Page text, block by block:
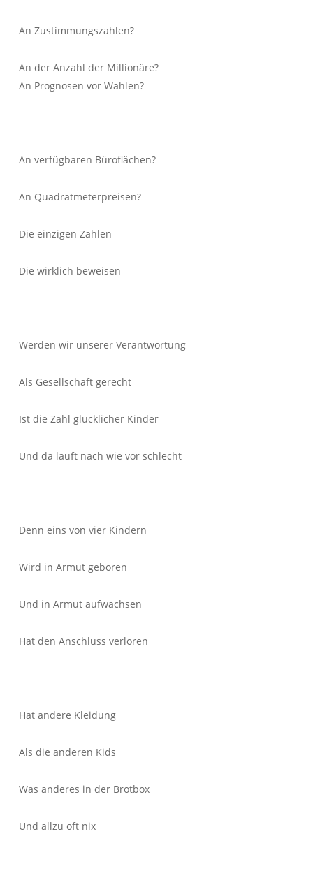
An Zustimmungszahlen?
An der Anzahl der Millionäre?
An Prognosen vor Wahlen?
An verfügbaren Büroflächen?
An Quadratmeterpreisen?
Die einzigen Zahlen
Die wirklich beweisen
Werden wir unserer Verantwortung
Als Gesellschaft gerecht
Ist die Zahl glücklicher Kinder
Und da läuft nach wie vor schlecht
Denn eins von vier Kindern
Wird in Armut geboren
Und in Armut aufwachsen
Hat den Anschluss verloren
Hat andere Kleidung
Als die anderen Kids
Was anderes in der Brotbox
Und allzu oft nix